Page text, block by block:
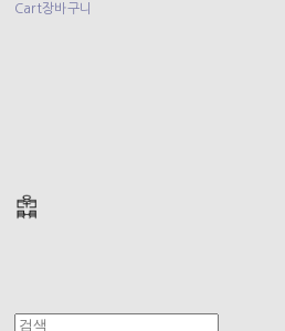
Cart장바구니